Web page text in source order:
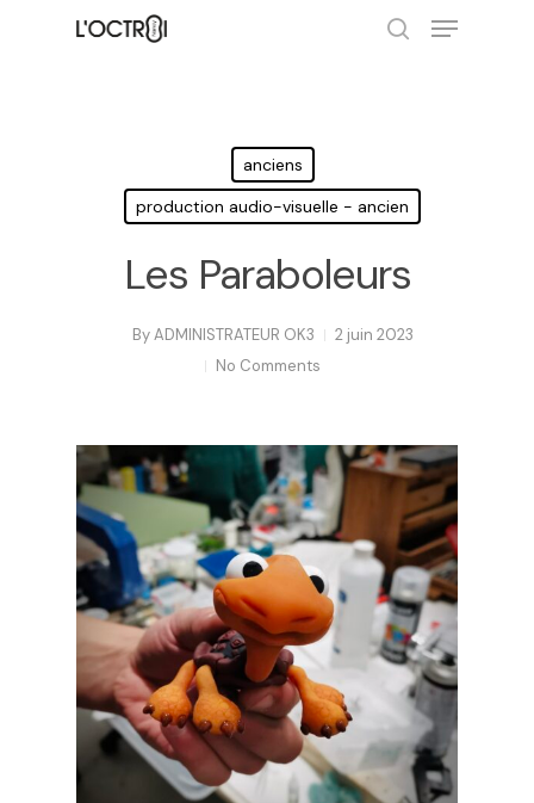
Hit enter to search or ESC to close
anciens
production audio-visuelle - ancien
Les Paraboleurs
ByADMINISTRATEUR OK3
2 juin 2023
No Comments